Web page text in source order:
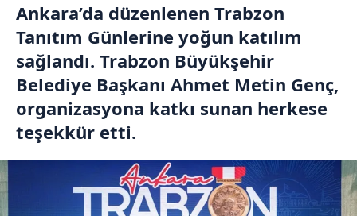
Ankara’da düzenlenen Trabzon
Tanıtım Günlerine yoğun katılım
sağlandı. Trabzon Büyükşehir
Belediye Başkanı Ahmet Metin Genç,
organizasyona katkı sunan herkese
teşekkür etti.